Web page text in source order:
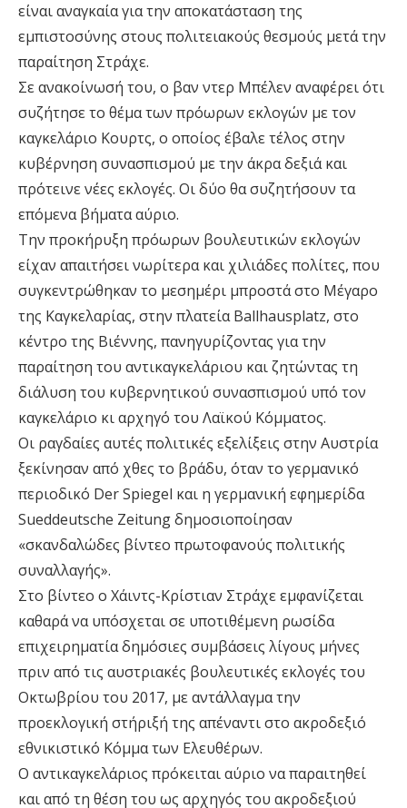
είναι αναγκαία για την αποκατάσταση της
εμπιστοσύνης στους πολιτειακούς θεσμούς μετά την
παραίτηση Στράχε.
Σε ανακοίνωσή του, ο βαν ντερ Μπέλεν αναφέρει ότι
συζήτησε το θέμα των πρόωρων εκλογών με τον
καγκελάριο Κουρτς, ο οποίος έβαλε τέλος στην
κυβέρνηση συνασπισμού με την άκρα δεξιά και
πρότεινε νέες εκλογές. Οι δύο θα συζητήσουν τα
επόμενα βήματα αύριο.
Την προκήρυξη πρόωρων βουλευτικών εκλογών
είχαν απαιτήσει νωρίτερα και χιλιάδες πολίτες, που
συγκεντρώθηκαν το μεσημέρι μπροστά στο Μέγαρο
της Καγκελαρίας, στην πλατεία Ballhausplatz, στο
κέντρο της Βιέννης, πανηγυρίζοντας για την
παραίτηση του αντικαγκελάριου και ζητώντας τη
διάλυση του κυβερνητικού συνασπισμού υπό τον
καγκελάριο κι αρχηγό του Λαϊκού Κόμματος.
Οι ραγδαίες αυτές πολιτικές εξελίξεις στην Αυστρία
ξεκίνησαν από χθες το βράδυ, όταν το γερμανικό
περιοδικό Der Spiegel και η γερμανική εφημερίδα
Sueddeutsche Zeitung δημοσιοποίησαν
«σκανδαλώδες βίντεο πρωτοφανούς πολιτικής
συναλλαγής».
Στο βίντεο ο Χάιντς-Κρίστιαν Στράχε εμφανίζεται
καθαρά να υπόσχεται σε υποτιθέμενη ρωσίδα
επιχειρηματία δημόσιες συμβάσεις λίγους μήνες
πριν από τις αυστριακές βουλευτικές εκλογές του
Οκτωβρίου του 2017, με αντάλλαγμα την
προεκλογική στήριξή της απέναντι στο ακροδεξιό
εθνικιστικό Κόμμα των Ελευθέρων.
Ο αντικαγκελάριος πρόκειται αύριο να παραιτηθεί
και από τη θέση του ως αρχηγός του ακροδεξιού